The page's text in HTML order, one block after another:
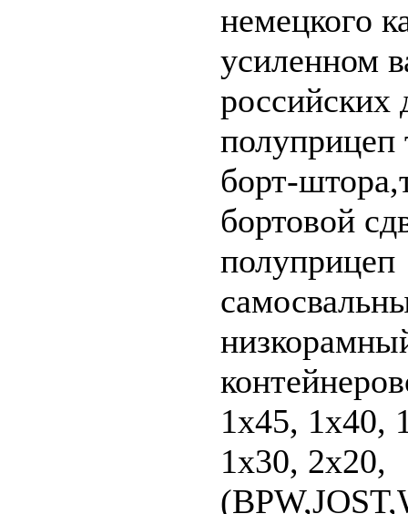
немецкого
усиленном
российских
полуприцеп
борт-
бортовой
полуприцеп
1х45, 1х40,
1х30, 2х20,